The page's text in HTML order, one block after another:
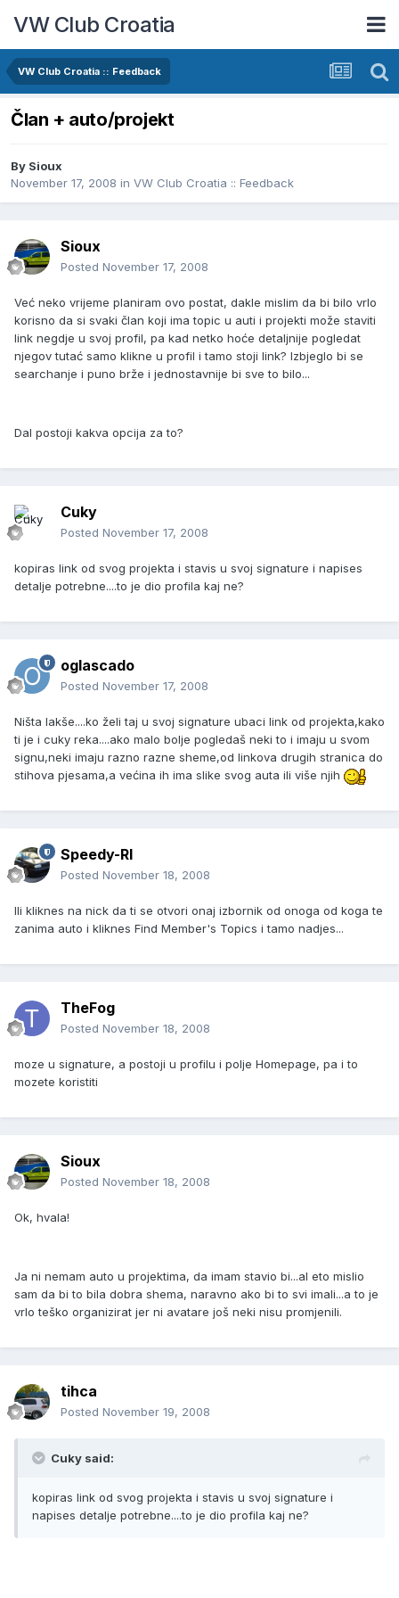
VW Club Croatia
VW Club Croatia :: Feedback
Član + auto/projekt
By Sioux
November 17, 2008 in VW Club Croatia :: Feedback
Sioux
Posted November 17, 2008
Već neko vrijeme planiram ovo postat, dakle mislim da bi bilo vrlo
korisno da si svaki član koji ima topic u auti i projekti može staviti
link negdje u svoj profil, pa kad netko hoće detaljnije pogledat
njegov tutać samo klikne u profil i tamo stoji link? Izbjeglo bi se
searchanje i puno brže i jednostavnije bi sve to bilo...
Dal postoji kakva opcija za to?
Cuky
Posted November 17, 2008
kopiras link od svog projekta i stavis u svoj signature i napises
detalje potrebne....to je dio profila kaj ne?
oglascado
Posted November 17, 2008
Ništa lakše....ko želi taj u svoj signature ubaci link od projekta,kako
ti je i cuky reka....ako malo bolje pogledaš neki to i imaju u svom
signu,neki imaju razno razne sheme,od linkova drugih stranica do
stihova pjesama,a većina ih ima slike svog auta ili više njih
Speedy-RI
Posted November 18, 2008
Ili kliknes na nick da ti se otvori onaj izbornik od onoga od koga te
zanima auto i kliknes Find Member's Topics i tamo nadjes...
TheFog
Posted November 18, 2008
moze u signature, a postoji u profilu i polje Homepage, pa i to
mozete koristiti
Sioux
Posted November 18, 2008
Ok, hvala!
Ja ni nemam auto u projektima, da imam stavio bi...al eto mislio
sam da bi to bila dobra shema, naravno ako bi to svi imali...a to je
vrlo teško organizirat jer ni avatare još neki nisu promjenili.
tihca
Posted November 19, 2008
Cuky said:
kopiras link od svog projekta i stavis u svoj signature i
napises detalje potrebne....to je dio profila kaj ne?